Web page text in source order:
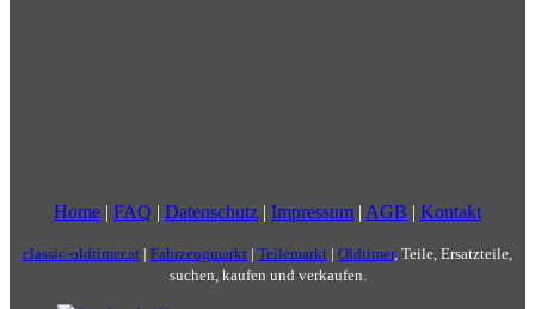
Home | FAQ | Datenschutz | Impressum | AGB | Kontakt
classic-oldtimer.at | Fahrzeugmarkt | Teilemarkt | Oldtimer, Teile, Ersatzteile,
suchen, kaufen und verkaufen.